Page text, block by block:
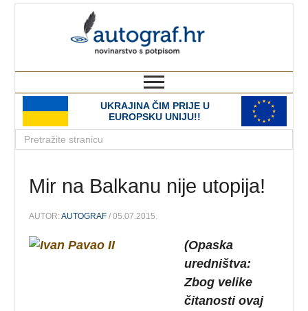
UKRAJINA ČIM PRIJE U
EUROPSKU UNIJU!!
Mir na Balkanu nije utopija!
AUTOR:AUTOGRAF / 05.07.2015.
(Opaska
uredništva:
Zbog velike
čitanosti ovaj